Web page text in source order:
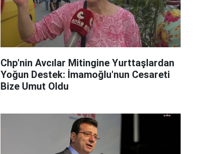
Chp'nin Avcılar Mitingine Yurttaşlardan
Yoğun Destek: İmamoğlu'nun Cesareti
Bize Umut Oldu